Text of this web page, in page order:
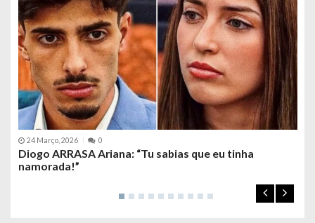
24 Março, 2026 0
Diogo ARRASA Ariana: “Tu sabias que eu tinha
namorada!”